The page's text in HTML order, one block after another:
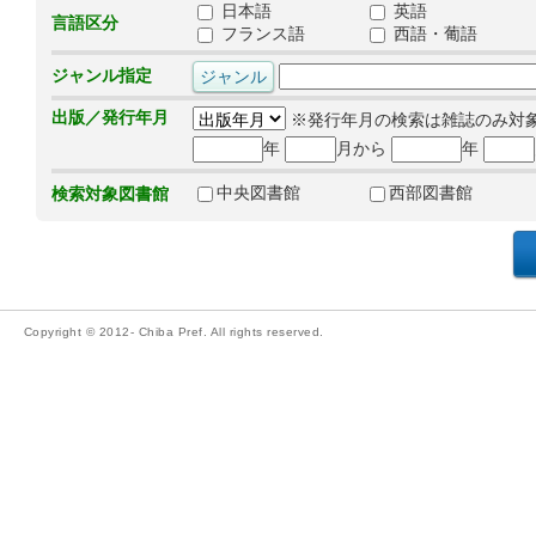
言語区分
日本語
英語
フランス語
西語・葡語
ジャンル指定
出版／発行年月
※発行年月の検索は雑誌のみ対
年
月から 年
検索対象図書館 中央図書館 西部図書館
Copyright © 2012- Chiba Pref. All rights reserved.